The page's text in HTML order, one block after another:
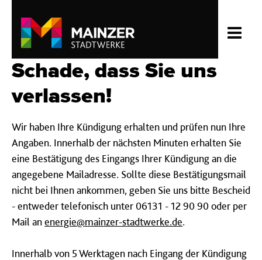
Schade, dass Sie uns
verlassen!
Wir haben Ihre Kündigung erhalten und prüfen nun Ihre
Angaben. Innerhalb der nächsten Minuten erhalten Sie
eine Bestätigung des Eingangs Ihrer Kündigung an die
angegebene Mailadresse. Sollte diese Bestätigungsmail
nicht bei Ihnen ankommen, geben Sie uns bitte Bescheid
- entweder telefonisch unter 06131 - 12 90 90 oder per
Mail anenergie@mainzer-stadtwerke.de.
Innerhalb von 5 Werktagen nach Eingang der Kündigung